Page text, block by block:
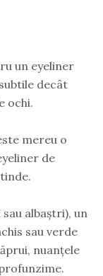
un eyeliner
decât
ochi.
mereu o
de
albaștri), un
sau verde
nuanțele